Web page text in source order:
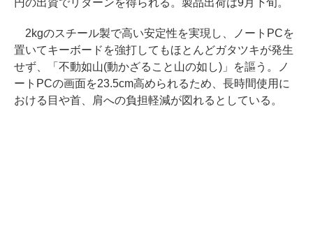
円の出資でリターンを得られる。製品出荷は9月下旬。
2kgのスチール製で高い安定性を実現し、ノートPCを
置いてキーボードを強打してもほとんどガタツキが発生
せず、「不動如山(動かざること山の如し)」を謳う。ノ
ートPCの画面を23.5cm高められるため、長時間使用に
おける目や首、肩への負担軽減が図れるとしている。